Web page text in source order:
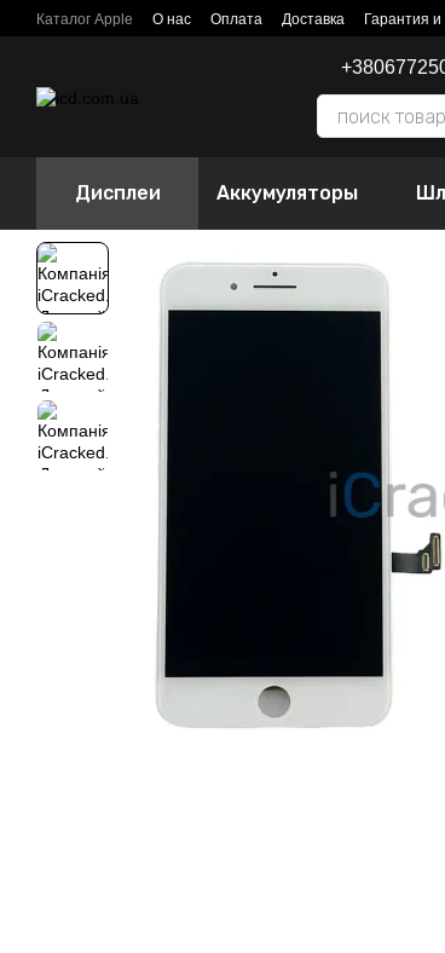
Перейти к основному контенту
Каталог Apple О нас Оплата Доставка Гарантия и
Дисплеи Аккумуляторы